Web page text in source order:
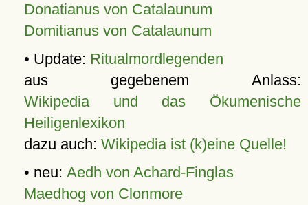
Donatianus von Catalaunum
Domitianus von Catalaunum
• Update: Ritualmordlegenden
aus gegebenem Anlass:
Wikipedia und das Ökumenische
Heiligenlexikon
dazu auch: Wikipedia ist (k)eine Quelle!
• neu: Aedh von Achard-Finglas
Maedhog von Clonmore